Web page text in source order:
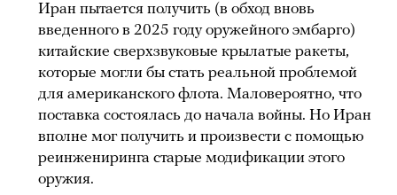
Иран пытается получить (в обход вновь
введенного в 2025 году оружейного эмбарго)
китайские сверхзвуковые крылатые ракеты,
которые могли бы стать реальной проблемой
для американского флота. Маловероятно, что
поставка состоялась до начала войны. Но Иран
вполне мог получить и произвести с помощью
реинжениринга старые модификации этого
оружия.